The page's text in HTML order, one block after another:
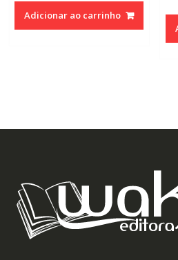
original
era:
atual
é:
R$70,00.
Adicionar ao carrinho